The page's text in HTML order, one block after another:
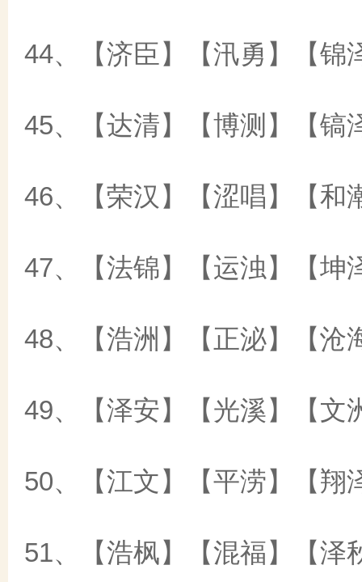
44、【济臣】【汛勇】【锦
45、【达清】【博测】【镐
46、【荣汉】【涩唱】【和
47、【法锦】【运浊】【坤
48、【浩洲】【正泌】【沧
49、【泽安】【光溪】【文
50、【江文】【平涝】【翔
51、【浩枫】【混福】【泽